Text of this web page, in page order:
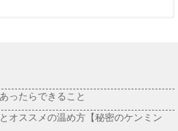
ったらできること
オススメの温め方【秘密のケンミン